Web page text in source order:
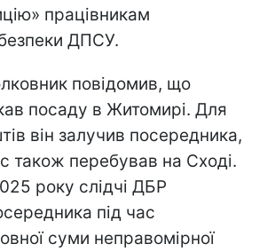
працівникам
ДПСУ.
повідомив, що
посаду в Житомирі. Для
він залучив посередника,
також перебував на Сході.
року слідчі ДБР
під час
суми неправомірної